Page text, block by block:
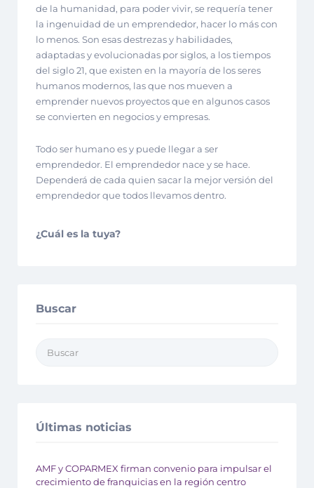
de la humanidad, para poder vivir, se requería tener
la ingenuidad de un emprendedor, hacer lo más con
lo menos. Son esas destrezas y habilidades,
adaptadas y evolucionadas por siglos, a los tiempos
del siglo 21, que existen en la mayoría de los seres
humanos modernos, las que nos mueven a
emprender nuevos proyectos que en algunos casos
se convierten en negocios y empresas.
Todo ser humano es y puede llegar a ser
emprendedor. El emprendedor nace y se hace.
Dependerá de cada quien sacar la mejor versión del
emprendedor que todos llevamos dentro.
¿Cuál es la tuya?
Buscar
Últimas noticias
AMF y COPARMEX firman convenio para impulsar el
crecimiento de franquicias en la región centro